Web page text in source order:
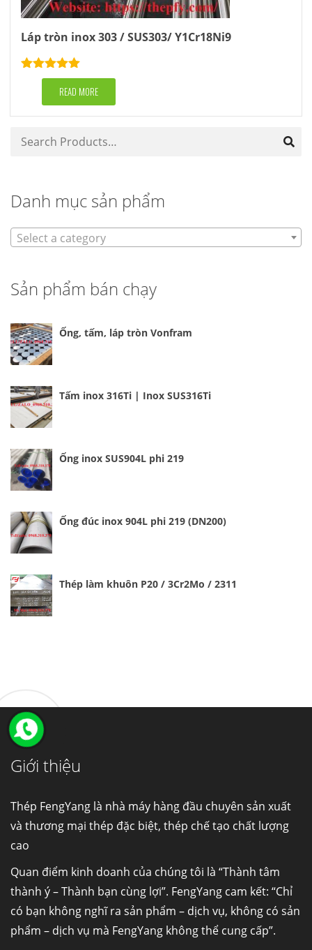
Láp tròn inox 303 / SUS303/ Y1Cr18Ni9
Rated5.00
out of 5READ MORE
Danh mục sản phẩm
Select a category
Sản phẩm bán chạy
Ống, tấm, láp tròn Vonfram
Tấm inox 316Ti | Inox SUS316Ti
Ống inox SUS904L phi 219
Ống đúc inox 904L phi 219 (DN200)
Thép làm khuôn P20 / 3Cr2Mo / 2311
Giới thiệu
Thép FengYang là nhà máy hàng đầu chuyên sản xuất
và thương mại thép đặc biệt, thép chế tạo chất lượng
cao
Quan điểm kinh doanh của chúng tôi là “Thành tâm
thành ý – Thành bạn cùng lợi”. FengYang cam kết: “Chỉ
có bạn không nghĩ ra sản phẩm – dịch vụ, không có sản
phẩm – dịch vụ mà FengYang không thể cung cấp”.
Ống đúc kéo nguội là gì? Ống...
Fengyang là một trong những nhà
máy...
Hợp kim N06625 là gì? Giá hợp kim 625 mới